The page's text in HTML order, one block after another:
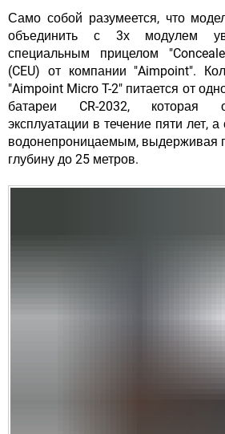
Само собой разумеется, что
объединить с 3х модулем
специальным прицелом
(CEU) от компании "Aimpoint".
"Aimpoint Micro T-2" питается от
батареи CR-2032, которая
эксплуатации в течение пяти лет,
водонепроницаемым, выдерживая
глубину до 25 метров.